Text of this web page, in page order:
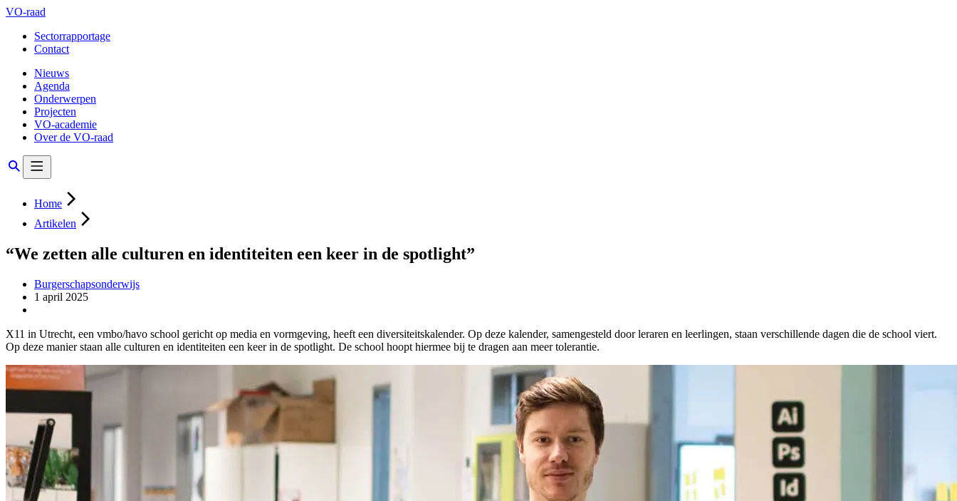
VO-raad
Sectorrapportage
Contact
Nieuws
Agenda
Onderwerpen
Projecten
VO-academie
Over de VO-raad
Home
Artikelen
“We zetten alle culturen en identiteiten een keer in de spotlight”
Burgerschapsonderwijs
1 april 2025
X11 in Utrecht, een vmbo/havo school gericht op media en vormgeving, heeft een diversiteitskalender. Op deze kalender, samengesteld door leraren en leerlingen, staan verschillende dagen die de school viert.
Op deze manier staan alle culturen en identiteiten een keer in de spotlight. De school hoopt hiermee bij te dragen aan meer tolerantie.